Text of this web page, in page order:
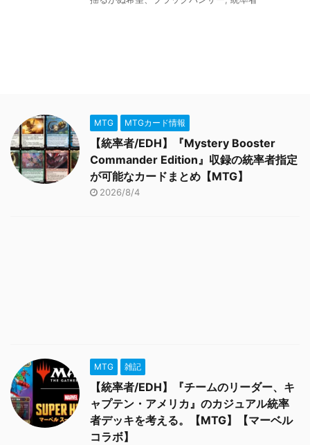
MTG MTGカード情報
【統率者/EDH】『Mystery Booster
Commander Edition』収録の統率者指定
が可能なカードまとめ【MTG】
2026/8/4
MTG 雑記
【統率者/EDH】『チームのリーダー、キ
ャプテン・アメリカ』のカジュアル統率
者デッキを考える。【MTG】【マーベル
コラボ】